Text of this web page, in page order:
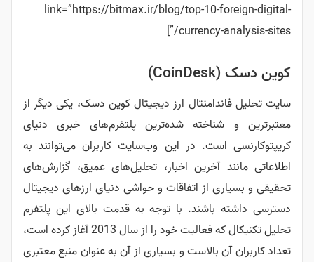
link=”https://bitmax.ir/blog/top-10-
ارز دیجیتال کوین دسک، یکی دیگر از
شده‌ترین پلتفرم‌های خبری دنیای
در این وب‌سایت کاربران می‌توانند به
آخرین اخبار، تحلیل‌های عمیق، گزارش‌های
از اتفاقات و حواشی دنیای ارزهای دیجیتال
با توجه به قدمت بالای این پلتفرم
تحلیل تکنیکال که فعالیت خود را از سال 2013 آغاز کرده است،
بالاست و بسیاری از آن به عنوان منبع معتبری